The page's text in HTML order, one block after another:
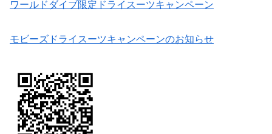
ワールドダイブ限定ドライスーツキャンペーン
モビーズドライスーツキャンペーンのお知らせ